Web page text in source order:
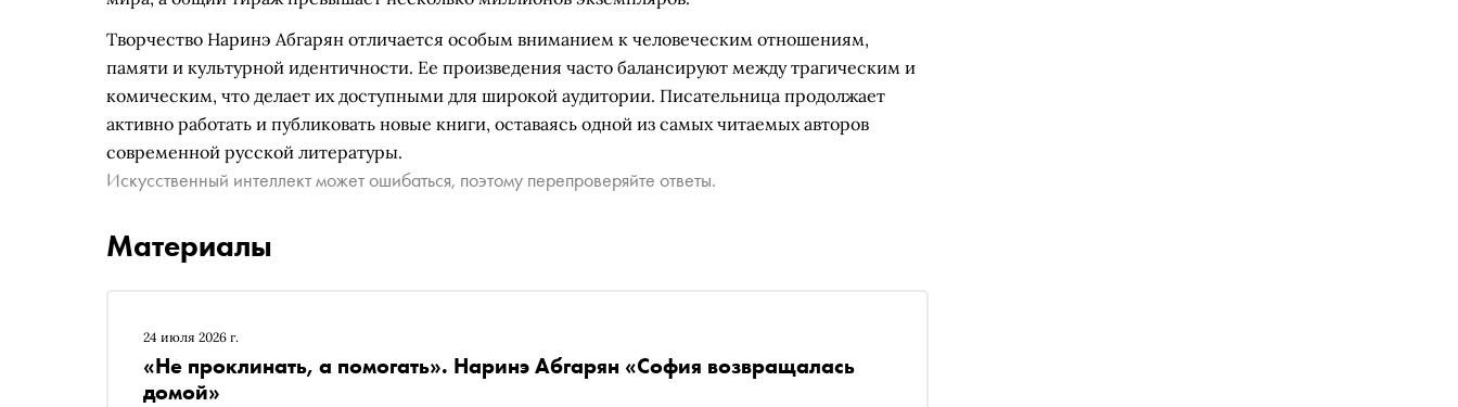
Творчество Наринэ Абгарян отличается особым вниманием к человеческим отношениям,
памяти и культурной идентичности. Ее произведения часто балансируют между трагическим и
комическим, что делает их доступными для широкой аудитории. Писательница продолжает
активно работать и публиковать новые книги, оставаясь одной из самых читаемых авторов
современной русской литературы.
Искусственный интеллект может ошибаться, поэтому перепроверяйте ответы.
Материалы
24 июля 2026 г.
«Не проклинать, а помогать». Наринэ Абгарян «София возвращалась
домой»